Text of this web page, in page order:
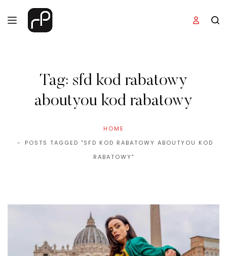
Tag: sfd kod rabatowy
aboutyou kod rabatowy
HOME
POSTS TAGGED "SFD KOD RABATOWY ABOUTYOU KOD
RABATOWY"